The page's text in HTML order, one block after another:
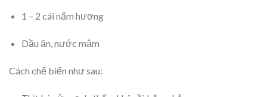
1 – 2 cái nấm hương
Dầu ăn, nước mắm
Cách chế biến như sau: